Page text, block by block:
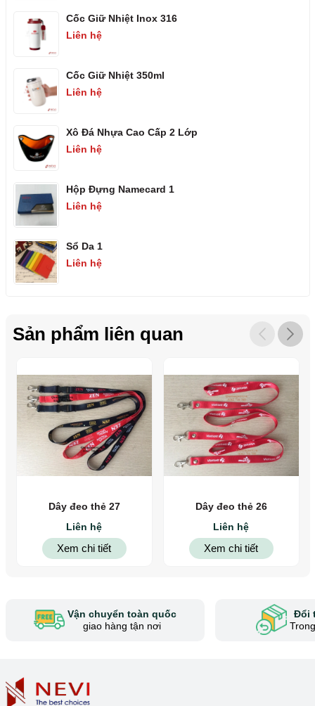
Cốc Giữ Nhiệt Inox 316
Liên hệ
Cốc Giữ Nhiệt 350ml
Liên hệ
Xô Đá Nhựa Cao Cấp 2 Lớp
Liên hệ
Hộp Đựng Namecard 1
Liên hệ
Sổ Da 1
Liên hệ
Sản phẩm liên quan
Dây đeo thẻ 27
Liên hệ
Xem chi tiết
Dây đeo thẻ 26
Liên hệ
Xem chi tiết
Vận chuyển toàn quốc
giao hàng tận nơi
Đổi